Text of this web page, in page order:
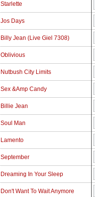
Starlette
Jos Days
Billy Jean (Live Giel 7308)
Oblivious
Nutbush City Limits
Sex &Amp Candy
Billie Jean
Soul Man
Lamento
September
Dreaming In Your Sleep
Don't Want To Wait Anymore